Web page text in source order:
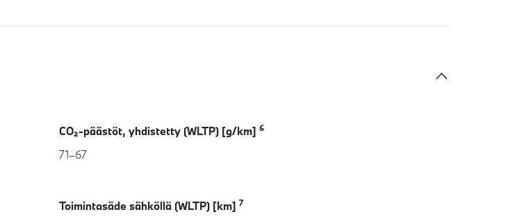
CO₂-päästöt, yhdistetty (WLTP) [g/km] 6
71–67
Toimintasäde sähköllä (WLTP) [km] 7